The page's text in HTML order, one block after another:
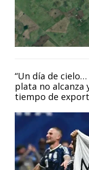
“Un día de
plata no alcanza
tiempo de